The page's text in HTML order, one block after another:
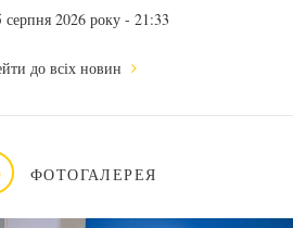
серпня 2026 року - 21:33
до всіх новин
ФОТОГАЛЕРЕЯ